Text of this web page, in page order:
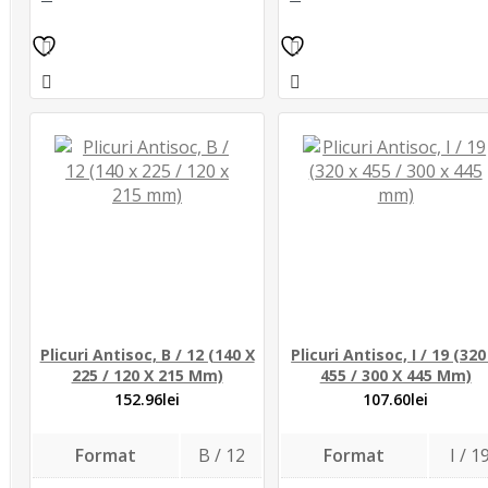
Plicuri Antisoc, B / 12 (140 X
225 / 120 X 215 Mm)
152.96lei
Format B / 12
Plicuri Antisoc, I / 19 (320
455 / 300 X 445 Mm)
107.60lei
Format I /